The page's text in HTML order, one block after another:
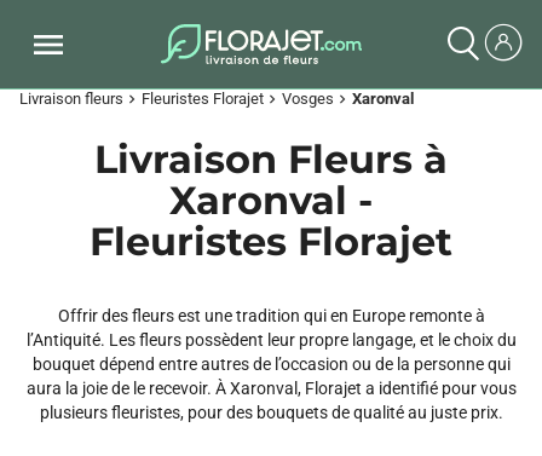
Livraison fleurs chevron_right Fleuristes Florajet chevron_right Vosges chevron_right Xaronval
Livraison Fleurs à
Xaronval -
Fleuristes Florajet
Offrir des fleurs est une tradition qui en Europe remonte à
l’Antiquité. Les fleurs possèdent leur propre langage, et le choix du
bouquet dépend entre autres de l’occasion ou de la personne qui
aura la joie de le recevoir. À Xaronval, Florajet a identifié pour vous
plusieurs fleuristes, pour des bouquets de qualité au juste prix.